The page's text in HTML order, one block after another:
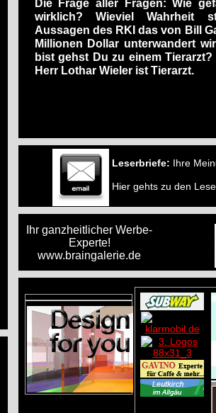
wirklich? Wieviel Wahrheit
Aussagen des RKI das von Bill
Millionen Dollar unterwandert
bist gehst Du zu einem
Herr Lothar Wieler ist Tierarzt.
Leserbriefe: Ihre
Hier gehts zu den
Ihr ganzheitlicher Werbe-
Experte!
www.braingalerie.de